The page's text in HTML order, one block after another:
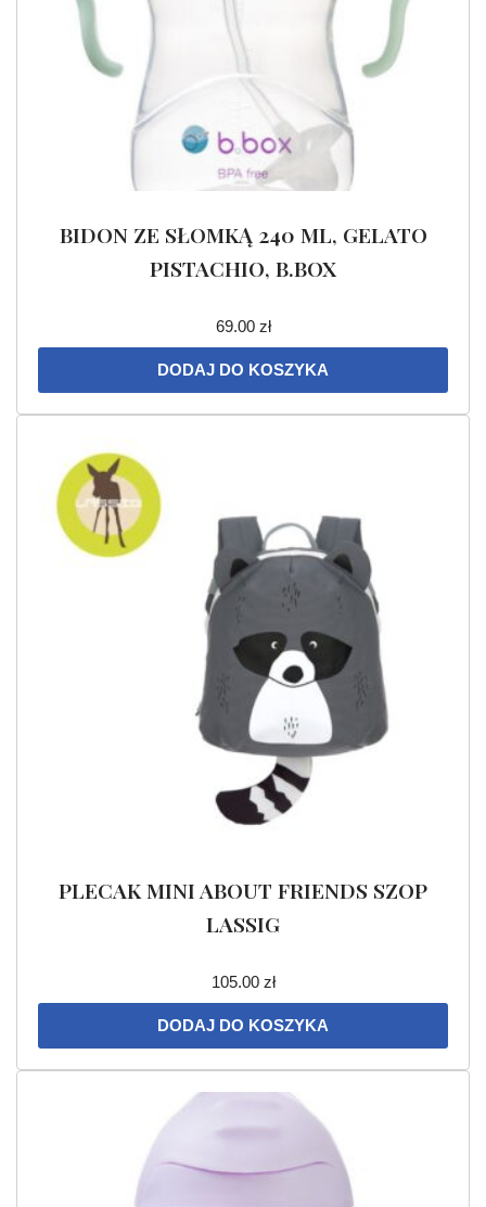
BIDON ZE SŁOMKĄ 240 ML, GELATO
PISTACHIO, B.BOX
69.00 zł
DODAJ DO KOSZYKA
PLECAK MINI ABOUT FRIENDS SZOP
LASSIG
105.00 zł
DODAJ DO KOSZYKA